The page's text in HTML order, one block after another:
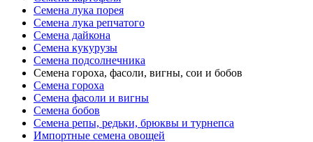
Семена лука порея
Семена лука репчатого
Семена дайкона
Семена кукурузы
Семена подсолнечника
Семена гороха, фасоли, вигны, сои и бобов
Семена гороха
Семена фасоли и вигны
Семена бобов
Семена репы, редьки, брюквы и турнепса
Импортные семена овощей